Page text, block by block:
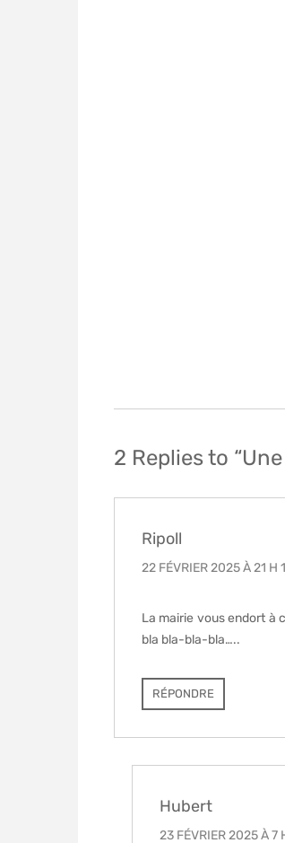
2 Replies to
Ripoll
22 FÉVRIER 2025 À 21 H
La mairie vous endort à
bla bla-bla-bla…..
RÉPONDRE
Hubert
23 FÉVRIER 2025 À 7